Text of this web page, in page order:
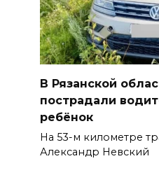
В Рязанской
пострадали
ребёнок
На 53-м километре
Александр Невский